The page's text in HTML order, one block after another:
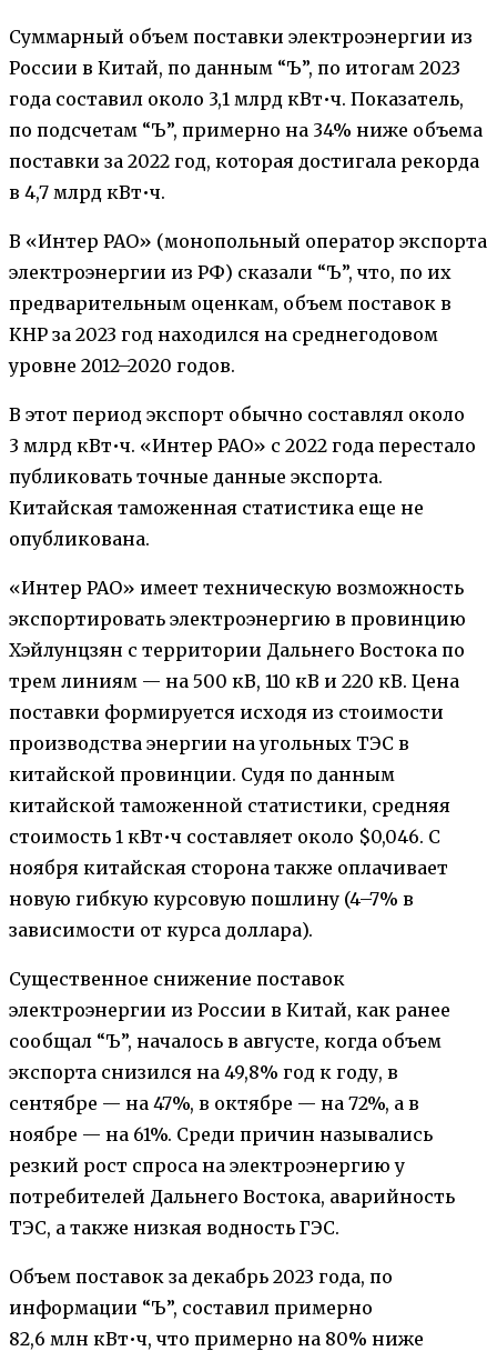
Суммарный объем поставки электроэнергии из
России в Китай, по данным “Ъ”, по итогам 2023
года составил около 3,1 млрд кВт•ч. Показатель,
по подсчетам “Ъ”, примерно на 34% ниже объема
поставки за 2022 год, которая достигала рекорда
в 4,7 млрд кВт•ч.
В «Интер РАО» (монопольный оператор экспорта
электроэнергии из РФ) сказали “Ъ”, что, по их
предварительным оценкам, объем поставок в
КНР за 2023 год находился на среднегодовом
уровне 2012–2020 годов.
В этот период экспорт обычно составлял около
3 млрд кВт•ч. «Интер РАО» с 2022 года перестало
публиковать точные данные экспорта.
Китайская таможенная статистика еще не
опубликована.
«Интер РАО» имеет техническую возможность
экспортировать электроэнергию в провинцию
Хэйлунцзян с территории Дальнего Востока по
трем линиям — на 500 кВ, 110 кВ и 220 кВ. Цена
поставки формируется исходя из стоимости
производства энергии на угольных ТЭС в
китайской провинции. Судя по данным
китайской таможенной статистики, средняя
стоимость 1 кВт•ч составляет около $0,046. С
ноября китайская сторона также оплачивает
новую гибкую курсовую пошлину (4–7% в
зависимости от курса доллара).
Существенное снижение поставок
электроэнергии из России в Китай, как ранее
сообщал “Ъ”, началось в августе, когда объем
экспорта снизился на 49,8% год к году, в
сентябре — на 47%, в октябре — на 72%, а в
ноябре — на 61%. Среди причин назывались
резкий рост спроса на электроэнергию у
потребителей Дальнего Востока, аварийность
ТЭС, а также низкая водность ГЭС.
Объем поставок за декабрь 2023 года, по
информации “Ъ”, составил примерно
82,6 млн кВт•ч, что примерно на 80% ниже